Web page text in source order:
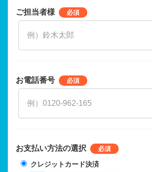
ご担当者様
お電話番号
お支払い方法の選択
クレジットカード決済